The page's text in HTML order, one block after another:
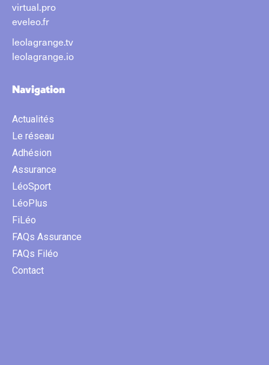
virtual.pro
eveleo.fr
leolagrange.tv
leolagrange.io
Navigation
Actualités
Le réseau
Adhésion
Assurance
LéoSport
LéoPlus
FiLéo
FAQs Assurance
FAQs Filéo
Contact